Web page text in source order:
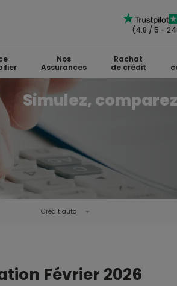
(4.8 / 5 -
Nos
Assurances
Rachat
de crédit
Simulez,
Crédit auto
Février 2026